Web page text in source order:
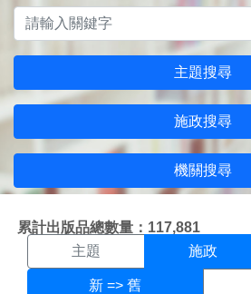
主題搜尋
施政搜尋
機關搜尋
累計出版品總數量：117,881
施政搜尋結果
主題 施政
新 => 舊